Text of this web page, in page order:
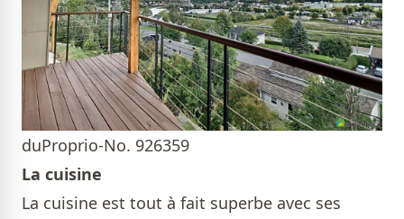
duProprio-No. 926359
La cuisine
La cuisine est tout à fait superbe avec ses